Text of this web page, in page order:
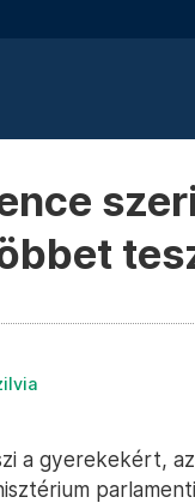
a gyerekekért,